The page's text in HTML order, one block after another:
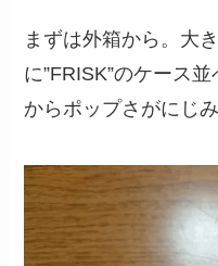
まずは外箱から。大
に”FRISK”のケース
からポップさがにじ